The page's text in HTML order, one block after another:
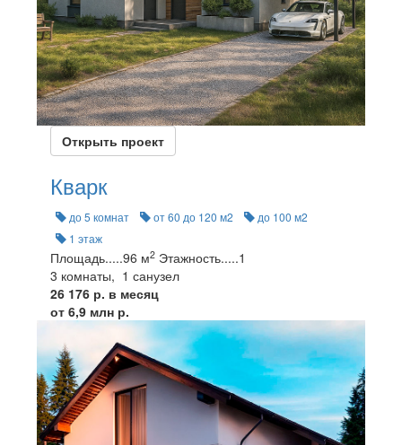
Открыть проект
Кварк
до 5 комнат от 60 до 120 м2
до 100 м2
1 этаж
Площадь.....96 м2 Этажность.....1
3 комнаты, 1 санузел
26 176 р. в месяц
от 6,9 млн р.